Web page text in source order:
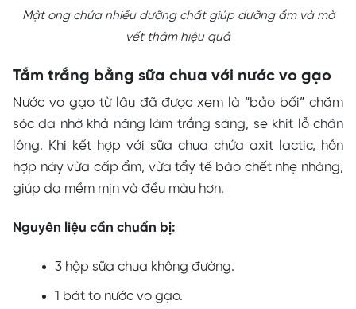
Mật ong chứa nhiều dưỡng chất giúp dưỡng ẩm và mờ
vết thâm hiệu quả
Tắm trắng bằng sữa chua với nước vo gạo
Nước vo gạo từ lâu đã được xem là “bảo bối” chăm
sóc da nhờ khả năng làm trắng sáng, se khít lỗ chân
lông. Khi kết hợp với sữa chua chứa axit lactic, hỗn
hợp này vừa cấp ẩm, vừa tẩy tế bào chết nhẹ nhàng,
giúp da mềm mịn và đều màu hơn.
Nguyên liệu cần chuẩn bị:
3 hộp sữa chua không đường.
1 bát to nước vo gạo.